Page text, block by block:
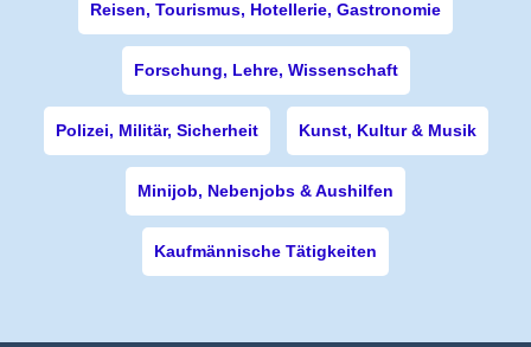
Reisen, Tourismus, Hotellerie, Gastronomie
Forschung, Lehre, Wissenschaft
Polizei, Militär, Sicherheit Kunst, Kultur & Musik
Minijob, Nebenjobs & Aushilfen
Kaufmännische Tätigkeiten